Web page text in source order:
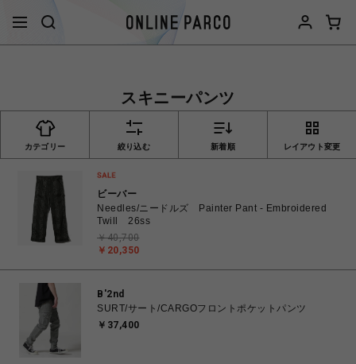
スキニーパンツ
カテゴリー 絞り込む 新着順 レイアウト変更
ビーバー
Needles/ニードルズ Painter Pant - Embroidered
Twill 26ss
￥20,350
￥40,700
B'2nd
SURT/サート/CARGOフロントポケットパンツ
￥37,400